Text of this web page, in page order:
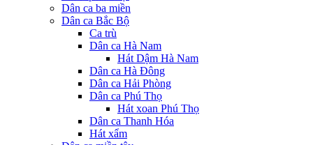
Dân ca ba miền
Dân ca Bắc Bộ
Ca trù
Dân ca Hà Nam
Hát Dậm Hà Nam
Dân ca Hà Đông
Dân ca Hải Phòng
Dân ca Phú Thọ
Hát xoan Phú Thọ
Dân ca Thanh Hóa
Hát xẩm